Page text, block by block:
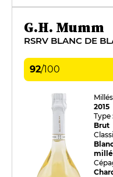
G.H. Mumm
RSRV BLANC DE
92/100
2015
Type :
Brut